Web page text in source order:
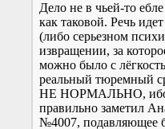
Дело не в чьей-то
как таковой. Речь
(либо серьезном
извращении, за
можно было с
реальный тюремный
НЕ НОРМАЛЬНО, ибо,
правильно заметил
№4007, подавляющее